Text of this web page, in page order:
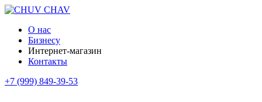
О нас
Бизнесу
Интернет-магазин
Контакты
+7 (999) 849-39-53